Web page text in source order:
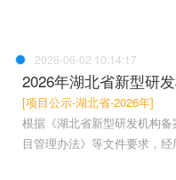
2026-06-02 10:14:17
2026年湖北省新型研
[项目公示-湖北省-2026年]
根据《湖北省新型研发机构
目管理办法》等文件要求，